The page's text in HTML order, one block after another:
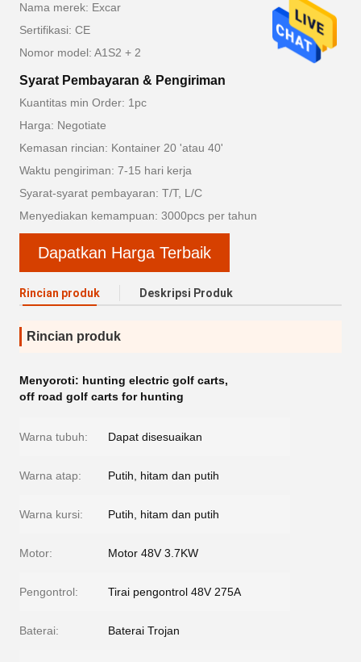
Nama merek: Excar
Sertifikasi: CE
Nomor model: A1S2 + 2
Syarat Pembayaran & Pengiriman
Kuantitas min Order: 1pc
Harga: Negotiate
Kemasan rincian: Kontainer 20 'atau 40'
Waktu pengiriman: 7-15 hari kerja
Syarat-syarat pembayaran: T/T, L/C
Menyediakan kemampuan: 3000pcs per tahun
Dapatkan Harga Terbaik
Rincian produk Deskripsi Produk
Rincian produk
Menyoroti: hunting electric golf carts,
off road golf carts for hunting
Warna tubuh: Dapat disesuaikan
Warna atap: Putih, hitam dan putih
Warna kursi: Putih, hitam dan putih
Motor: Motor 48V 3.7KW
Pengontrol: Tirai pengontrol 48V 275A
Baterai: Baterai Trojan